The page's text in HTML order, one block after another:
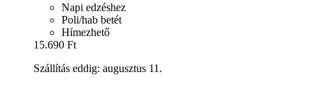
Napi edzéshez
Poli/hab betét
Hímezhető
15.690 Ft
Szállítás eddig: augusztus 11.